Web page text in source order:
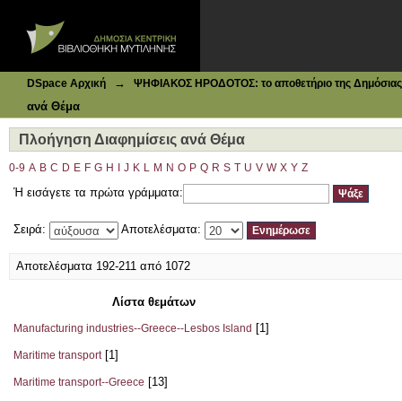
DSpace Αρχική → ΨΗΦΙΑΚΟΣ ΗΡΟΔΟΤΟΣ: το αποθετήριο της Δημόσιας
ανά Θέμα
Πλοήγηση Διαφημίσεις ανά Θέμα
0-9 A B C D E F G H J K L M N O P Q R S T U V W X Y Z
Ή εισάγετε τα πρώτα γράμματα:
Σειρά: Αποτελέσματα:
Αποτελέσματα 192-211 από 1072
Λίστα θεμάτων
Manufacturing industries--Greece--Lesbos Island [1]
Maritime transport[1]
Maritime transport--Greece [13]